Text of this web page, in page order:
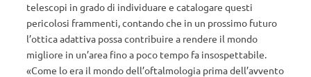
telescopi in grado di individuare e catalogare questi
pericolosi frammenti, contando che in un prossimo futuro
l’ottica adattiva possa contribuire a rendere il mondo
migliore in un’area fino a poco tempo fa insospettabile.
«Come lo era il mondo dell’oftalmologia prima dell’avvento